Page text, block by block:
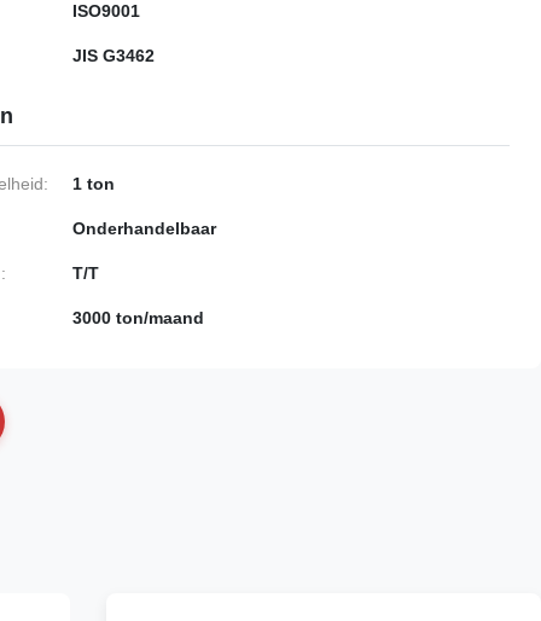
ISO9001
JIS G3462
1 ton
Onderhandelbaar
T/T
3000 ton/maand